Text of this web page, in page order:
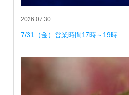
2026.07.30
7/31（金）営業時間17時～19時